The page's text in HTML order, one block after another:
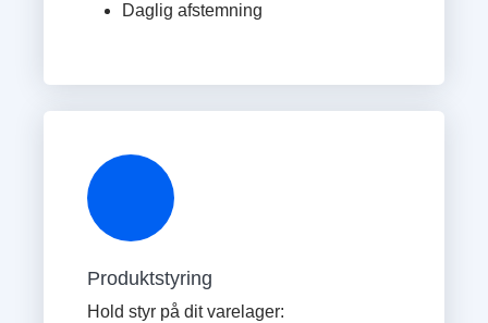
Daglig afstemning
Produktstyring
Hold styr på dit varelager: